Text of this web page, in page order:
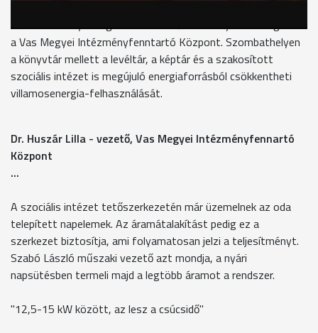
a Vas Megyei Intézményfenntartó Központ. Szombathelyen
a könyvtár mellett a levéltár, a képtár és a szakosított
szociális intézet is megújuló energiaforrásból csökkentheti
villamosenergia-felhasználását.
Dr. Huszár Lilla - vezető, Vas Megyei Intézményfennartó
Központ
...
A szociális intézet tetőszerkezetén már üzemelnek az oda
telepített napelemek. Az áramátalakítást pedig ez a
szerkezet biztosítja, ami folyamatosan jelzi a teljesítményt.
Szabó László műszaki vezető azt mondja, a nyári
napsütésben termeli majd a legtöbb áramot a rendszer.
"12,5-15 kW között, az lesz a csúcsidő"